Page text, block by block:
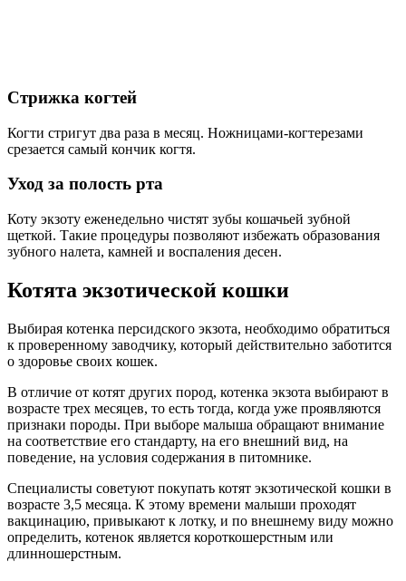
Стрижка когтей
Когти стригут два раза в месяц. Ножницами-когтерезами
срезается самый кончик когтя.
Уход за полость рта
Коту экзоту еженедельно чистят зубы кошачьей зубной
щеткой. Такие процедуры позволяют избежать образования
зубного налета, камней и воспаления десен.
Котята экзотической кошки
Выбирая котенка персидского экзота, необходимо обратиться
к проверенному заводчику, который действительно заботится
о здоровье своих кошек.
В отличие от котят других пород, котенка экзота выбирают в
возрасте трех месяцев, то есть тогда, когда уже проявляются
признаки породы. При выборе малыша обращают внимание
на соответствие его стандарту, на его внешний вид, на
поведение, на условия содержания в питомнике.
Специалисты советуют покупать котят экзотической кошки в
возрасте 3,5 месяца. К этому времени малыши проходят
вакцинацию, привыкают к лотку, и по внешнему виду можно
определить, котенок является короткошерстным или
длинношерстным.